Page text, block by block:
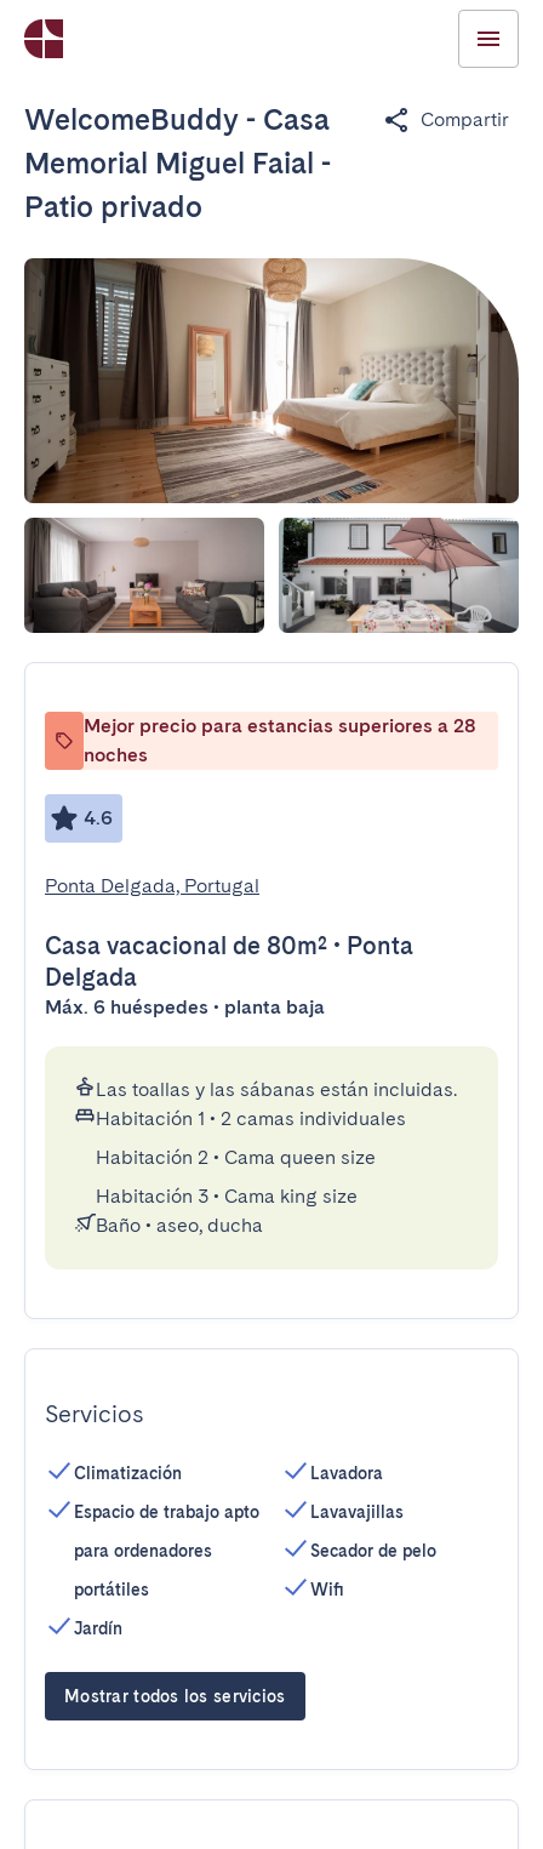
WelcomeBuddy - Casa
Memorial Miguel Faial -
Patio privado
Compartir
Mejor precio para estancias superiores a 28
noches
4.6
Ponta Delgada, Portugal
Casa vacacional de 80m² • Ponta
Delgada
Máx. 6 huéspedes • planta baja
Las toallas y las sábanas están incluidas.
Habitación 1 • 2 camas individuales
Habitación 2 • Cama queen size
Habitación 3 • Cama king size
Baño • aseo, ducha
Servicios
Climatización
Espacio de trabajo apto
para ordenadores
portátiles
Jardín
Lavadora
Lavavajillas
Secador de pelo
Wifi
Mostrar todos los servicios